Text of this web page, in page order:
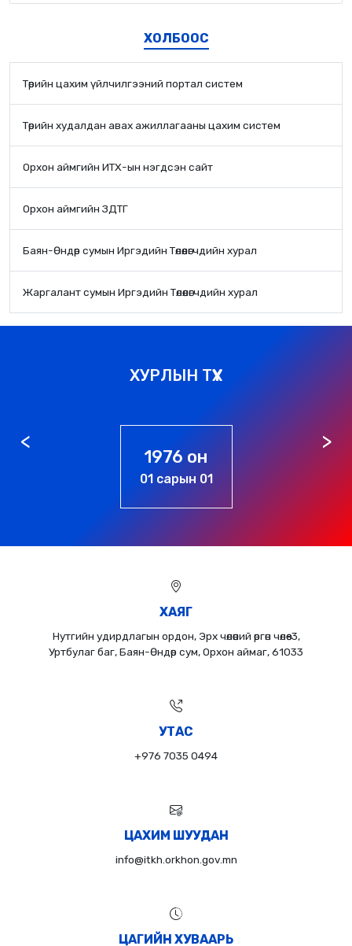
ХОЛБООС
Төрийн цахим үйлчилгээний портал систем
Төрийн худалдан авах ажиллагааны цахим систем
Орхон аймгийн ИТХ-ын нэгдсэн сайт
Орхон аймгийн ЗДТГ
Баян-Өндөр сумын Иргэдийн Төлөөлөгчдийн хурал
Жаргалант сумын Иргэдийн Төлөөлөгчдийн хурал
ХУРЛЫН ТҮҮХ
1976 он
01 сарын 01
ХАЯГ
Нутгийн удирдлагын ордон, Эрх чөлөөний өргөн чөлөө-3,
Уртбулаг баг, Баян-Өндөр сум, Орхон аймаг, 61033
УТАС
+976 7035 0494
ЦАХИМ ШУУДАН
info@itkh.orkhon.gov.mn
ЦАГИЙН ХУВААРЬ